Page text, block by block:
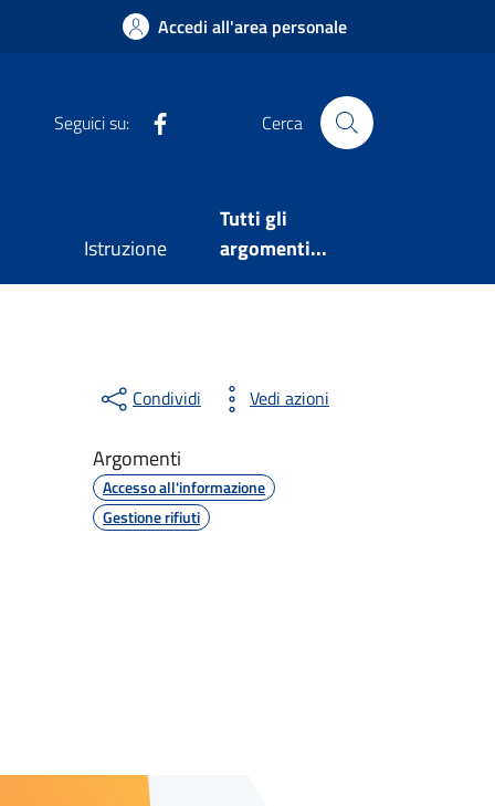
Accedi all'area personale
Seguici su: Cerca
Istruzione
Tutti gli
argomenti...
Condividi Vedi azioni
Argomenti
Accesso all'informazione
Gestione rifiuti